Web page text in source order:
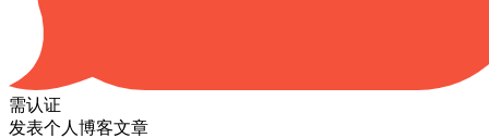
需认证
发表个人博客文章